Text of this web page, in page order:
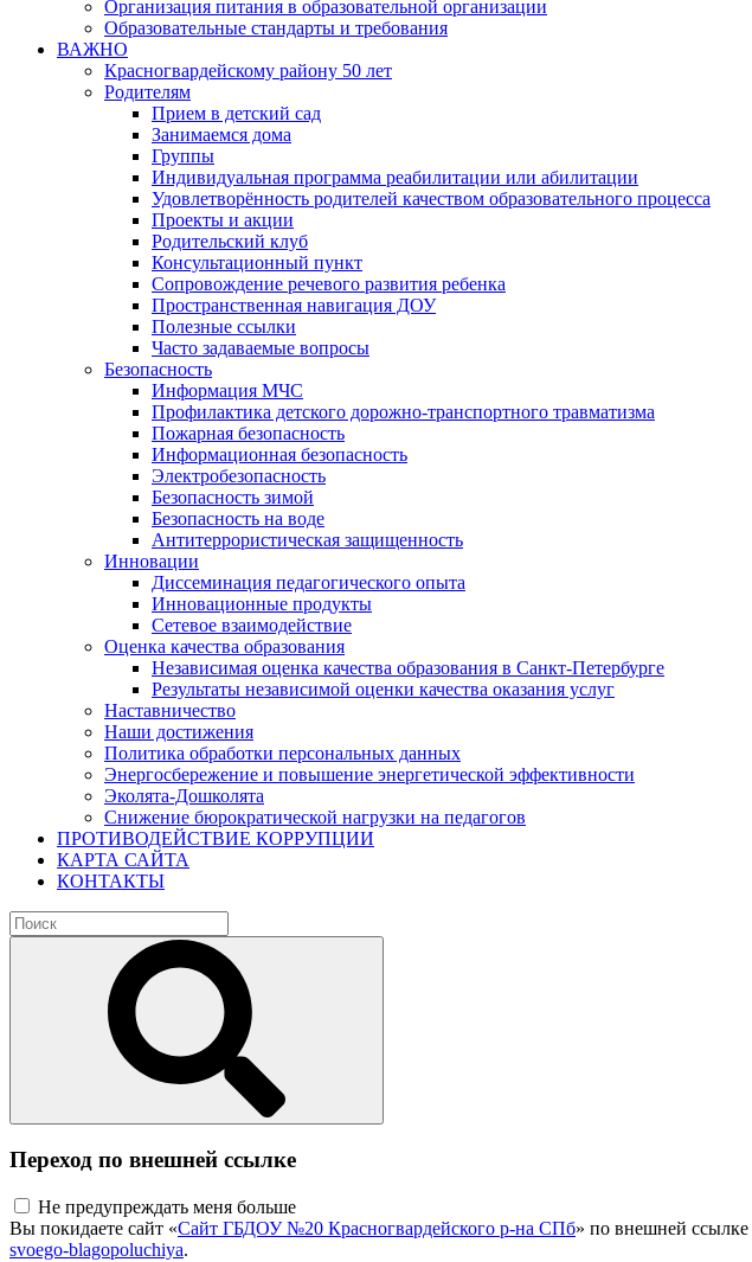
Организация питания в образовательной организации
Образовательные стандарты и требования
ВАЖНО
Красногвардейскому району 50 лет
Родителям
Прием в детский сад
Занимаемся дома
Группы
Индивидуальная программа реабилитации или абилитации
Удовлетворённость родителей качеством образовательного процесса
Проекты и акции
Родительский клуб
Консультационный пункт
Сопровождение речевого развития ребенка
Пространственная навигация ДОУ
Полезные ссылки
Часто задаваемые вопросы
Безопасность
Информация МЧС
Профилактика детского дорожно-транспортного травматизма
Пожарная безопасность
Информационная безопасность
Электробезопасность
Безопасность зимой
Безопасность на воде
Антитеррористическая защищенность
Инновации
Диссеминация педагогического опыта
Инновационные продукты
Сетевое взаимодействие
Оценка качества образования
Независимая оценка качества образования в Санкт-Петербурге
Результаты независимой оценки качества оказания услуг
Наставничество
Наши достижения
Политика обработки персональных данных
Энергосбережение и повышение энергетической эффективности
Эколята-Дошколята
Снижение бюрократической нагрузки на педагогов
ПРОТИВОДЕЙСТВИЕ КОРРУПЦИИ
КАРТА САЙТА
КОНТАКТЫ
Переход по внешней ссылке
Не предупреждать меня больше
Вы покидаете сайт «Сайт ГБДОУ №20 Красногвардейского р-на СПб» по внешней ссылке
svoego-blagopoluchiya.